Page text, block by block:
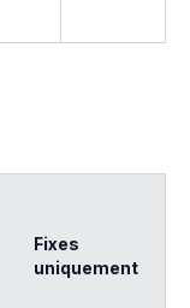
Fixes
uniquement